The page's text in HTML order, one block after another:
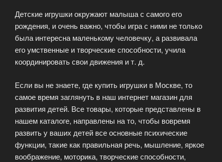
Детские игрушки окружают малыша с самого его
рождения, и очень важно, чтобы игра с ними не только
была интересна маленькому человечку, а развивала
его умственные и творческие способности, учила
координировать свои движения и т. д.
Если вы не знаете, где купить игрушки в Москве, то
самое время заглянуть в наш интернет магазин для
развития детей. Все товары, которые представлены в
нашем каталоге, направлены на то, чтобы вовремя
развить у ваших детей все основные психические
функции, такие как правильная речь, мышление, яркое
воображение, моторика, творческие способности,